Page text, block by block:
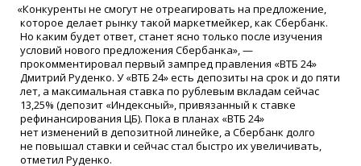
«Конкуренты не смогут не отреагировать на предложение,
которое делает рынку такой маркетмейкер, как Сбербанк.
Но каким будет ответ, станет ясно только после изучения
условий нового предложения Сбербанка», —
прокомментировал первый зампред правления «ВТБ 24»
Дмитрий Руденко. У «ВТБ 24» есть депозиты на срок и до пяти
лет, а максимальная ставка по рублевым вкладам сейчас
13,25% (депозит «Индексный», привязанный к ставке
рефинансирования ЦБ). Пока в планах «ВТБ 24»
нет изменений в депозитной линейке, а Сбербанк долго
не повышал ставки и сейчас стал быстро их увеличивать,
отметил Руденко.